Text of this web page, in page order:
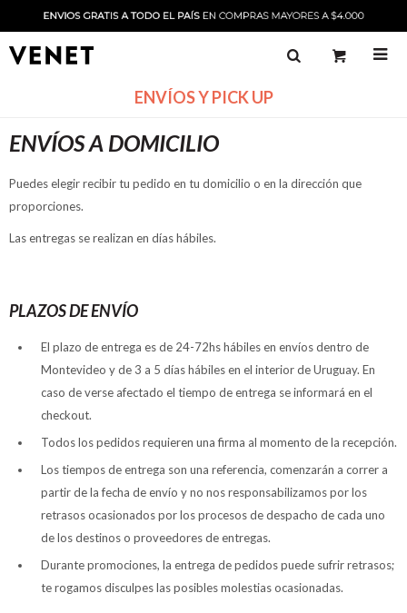

ENVÍOS Y PICK UP
ENVÍOS A DOMICILIO
Puedes elegir recibir tu pedido en tu domicilio o en la dirección que
proporciones.
Las entregas se realizan en días hábiles.
PLAZOS DE ENVÍO
El plazo de entrega es de 24-72hs hábiles en envíos dentro de
Montevideo y de 3 a 5 días hábiles en el interior de Uruguay. En
caso de verse afectado el tiempo de entrega se informará en el
checkout.
Todos los pedidos requieren una firma al momento de la recepción.
Los tiempos de entrega son una referencia, comenzarán a correr a
partir de la fecha de envío y no nos responsabilizamos por los
retrasos ocasionados por los procesos de despacho de cada uno
de los destinos o proveedores de entregas.
Durante promociones, la entrega de pedidos puede sufrir retrasos;
te rogamos disculpes las posibles molestias ocasionadas.